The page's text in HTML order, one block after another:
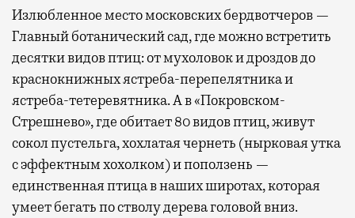
Излюбленное место московских бердвотчеров —
Главный ботанический сад, где можно встретить
десятки видов птиц: от мухоловок и дроздов до
краснокнижных ястреба-перепелятника и
ястреба-тетеревятника. А в «Покровском-
Стрешнево», где обитает 80 видов птиц, живут
сокол пустельга, хохлатая чернеть (нырковая утка
с эффектным хохолком) и поползень —
единственная птица в наших широтах, которая
умеет бегать по стволу дерева головой вниз.